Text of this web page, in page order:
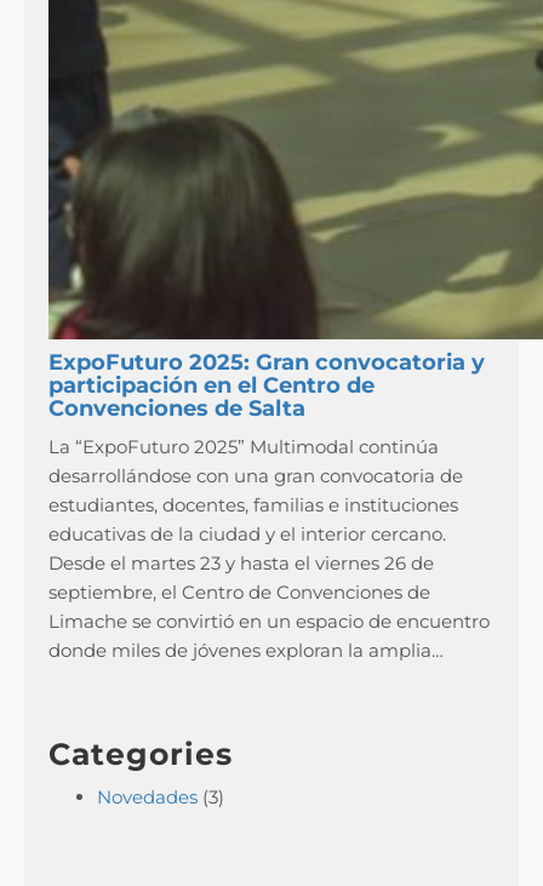
ExpoFuturo 2025: Gran convocatoria y
participación en el Centro de
Convenciones de Salta
La “ExpoFuturo 2025” Multimodal continúa
desarrollándose con una gran convocatoria de
estudiantes, docentes, familias e instituciones
educativas de la ciudad y el interior cercano.
Desde el martes 23 y hasta el viernes 26 de
septiembre, el Centro de Convenciones de
Limache se convirtió en un espacio de encuentro
donde miles de jóvenes exploran la amplia…
Categories
Novedades (3)